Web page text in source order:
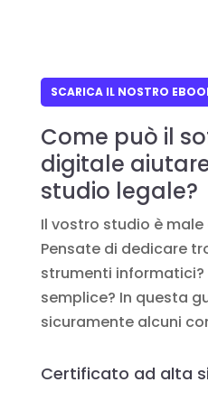
SCARICA IL NOSTRO
Come può il
digitale
studio legale?
Il vostro studio è
Pensate di dedicare
strumenti
semplice? In questa
sicuramente alcuni
Certificato ad alta